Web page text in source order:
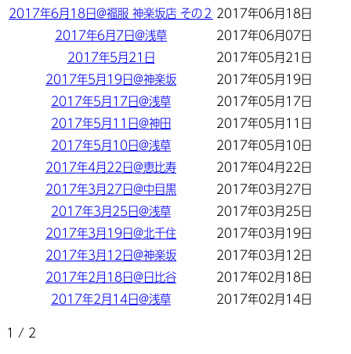
2017年6月18日@福服 神楽坂店 その２ 2017年06月18日
2017年6月7日@浅草
2017年06月07日
2017年5月21日
2017年05月21日
2017年5月19日@神楽坂
2017年05月19日
2017年5月17日@浅草
2017年05月17日
2017年5月11日@神田
2017年05月11日
2017年5月10日@浅草
2017年05月10日
2017年4月22日@恵比寿
2017年04月22日
2017年3月27日@中目黒
2017年03月27日
2017年3月25日@浅草
2017年03月25日
2017年3月19日@北千住
2017年03月19日
2017年3月12日@神楽坂
2017年03月12日
2017年2月18日@日比谷
2017年02月18日
2017年2月14日@浅草
2017年02月14日
1 / 2